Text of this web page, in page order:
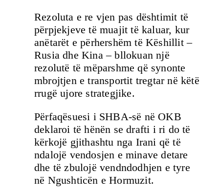
Rezoluta e re vjen pas dështimit të
përpjekjeve të muajit të kaluar, kur
anëtarët e përhershëm të Këshillit –
Rusia dhe Kina – bllokuan një
rezolutë të mëparshme që synonte
mbrojtjen e transportit tregtar në këtë
rrugë ujore strategjike.
Përfaqësuesi i SHBA-së në OKB
deklaroi të hënën se drafti i ri do të
kërkojë gjithashtu nga Irani që të
ndalojë vendosjen e minave detare
dhe të zbulojë vendndodhjen e tyre
në Ngushticën e Hormuzit.